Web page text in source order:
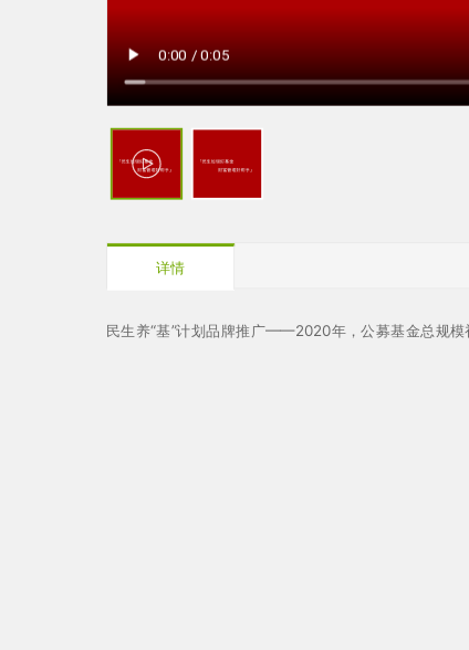
详情
民生养“基”计划品牌推广——2020年，公募基金总规模